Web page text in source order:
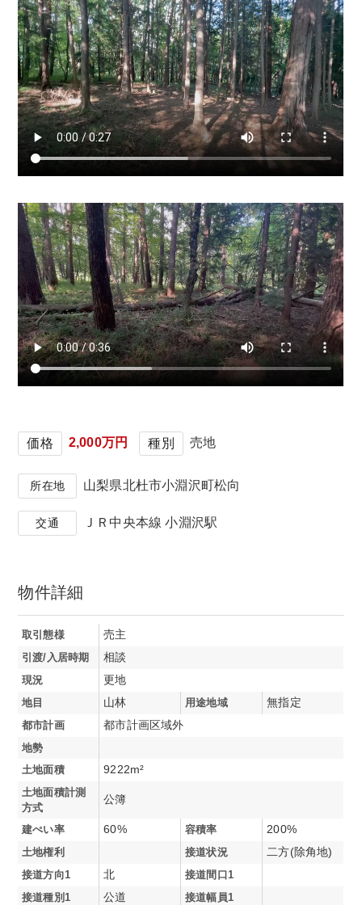
価格 2,000万円 種別 売地
所在地 山梨県北杜市小淵沢町松向
交通 ＪＲ中央本線 小淵沢駅
物件詳細
取引態様
売主
引渡/入居時期
相談
現況
更地
地目
山林 用途地域
無指定
都市計画
都市計画区域外
地勢
土地面積
9222m²
土地面積計測
方式
公簿
建ぺい率 60% 容積率
200%
土地権利
接道状況
二方(除角地)
接道方向1
北
接道間口1
接道種別1
公道
接道幅員1